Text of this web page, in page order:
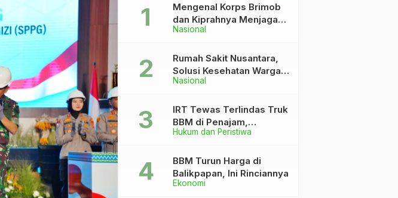
Nasional
Mengenal Korps Brimob
dan Kiprahnya Menjaga
Keutuhan NKRI
Nasional
Rumah Sakit Nusantara,
Solusi Kesehatan Warga
Dekat IKN
Hukum dan Peristiwa
IRT Tewas Terlindas Truk
BBM di Penajam,
Anaknya Patah Kaki
Ekonomi
BBM Turun Harga di
Balikpapan, Ini Rinciannya